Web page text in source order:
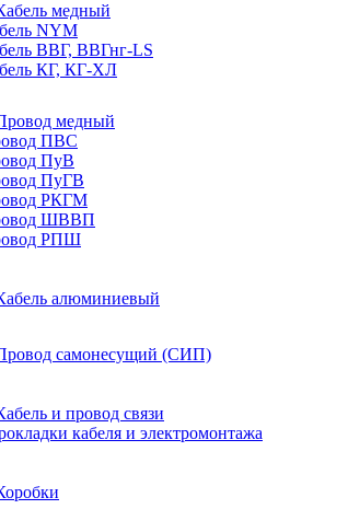
медный
NYM
ВВГ, ВВГнг-LS
КГ, КГ-ХЛ
медный
ПВС
ПуВ
ПуГВ
РКГМ
ШВВП
РПШ
алюминиевый
самонесущий (СИП)
и провод связи
кабеля и электромонтажа